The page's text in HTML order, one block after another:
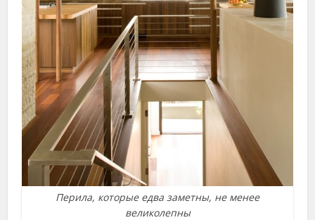
Перила, которые едва заметны, не менее
великолепны